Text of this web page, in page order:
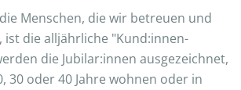
Menschen, die wir betreuen und
ist die alljährliche "Kund:innen-
die Jubilar:innen ausgezeichnet,
30 oder 40 Jahre wohnen oder in